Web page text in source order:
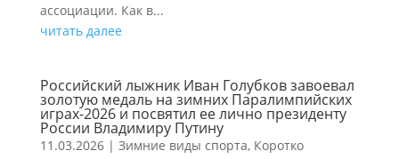
ассоциации. Как в...
читать далее
Российский лыжник Иван Голубков завоевал
золотую медаль на зимних Паралимпийских
играх-2026 и посвятил ее лично президенту
России Владимиру Путину
11.03.2026| Зимние виды спорта, Коротко